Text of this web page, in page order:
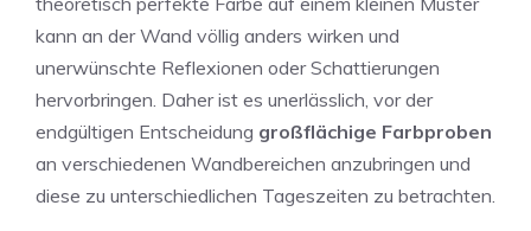
kann an der Wand völlig anders wirken und
unerwünschte Reflexionen oder Schattierungen
hervorbringen. Daher ist es unerlässlich, vor der
endgültigen Entscheidung großflächige Farbproben
an verschiedenen Wandbereichen anzubringen und
diese zu unterschiedlichen Tageszeiten zu betrachten.